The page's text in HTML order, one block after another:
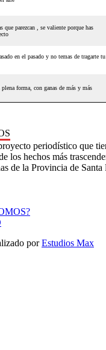
periodístico que
los hechos más
de la Provincia de Santa
porEstudios Max